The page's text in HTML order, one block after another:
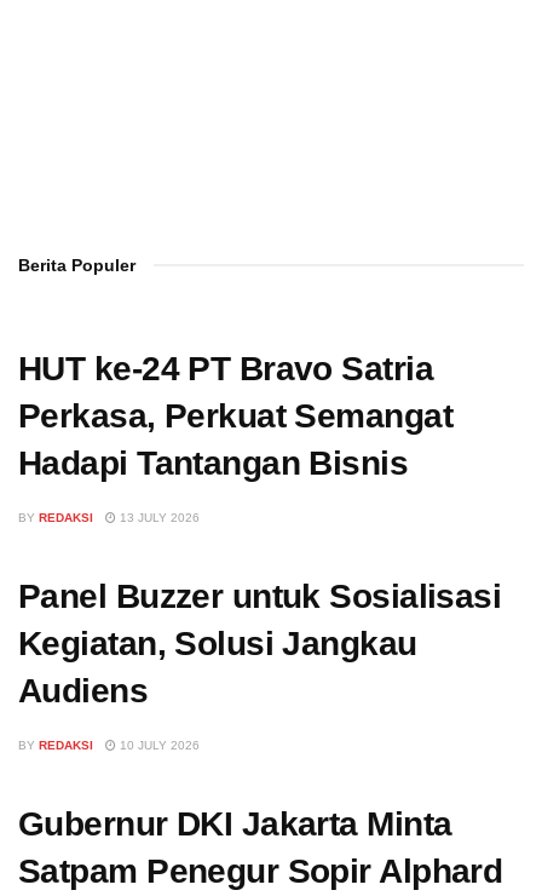
Berita Populer
HUT ke-24 PT Bravo Satria
Perkasa, Perkuat Semangat
Hadapi Tantangan Bisnis
BY REDAKSI 13 JULY 2026
Panel Buzzer untuk Sosialisasi
Kegiatan, Solusi Jangkau
Audiens
BY REDAKSI 10 JULY 2026
Gubernur DKI Jakarta Minta
Satpam Penegur Sopir Alphard